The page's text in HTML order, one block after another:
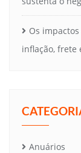
Os
inflação, frete
Anuários